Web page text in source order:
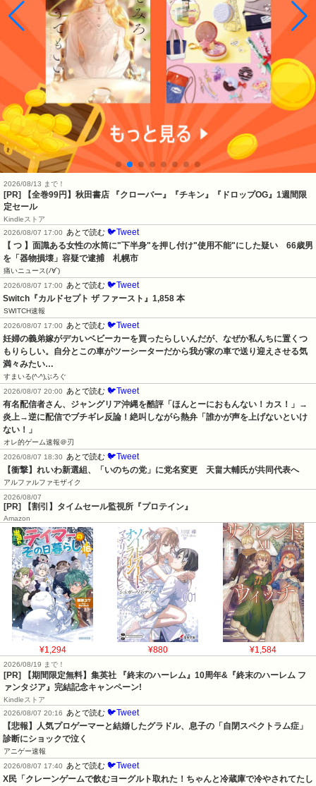
2026/08/13 まで！
[PR]
【全巻99円】秋田書店 『クローバー』『チキン』『ドロップOG』1週間限
定セール
Kindleストア
2026/08/07 17:00
あとで読む 🐦Tweet
【 つ 】面識ある女性の水筒に"下半身"を押し付け"使用不能"にした疑い　66歳男
を「器物損壊」容疑で逮捕　札幌市
痛いニュース(ﾉ∀`)
2026/08/07 17:00
あとで読む 🐦Tweet
Switch『カルドセプト ザ ファースト』1,858 本
SWITCH速報
2026/08/07 17:00
あとで読む 🐦Tweet
妊婦の義弟嫁がデカいベビーカーを買ったらしいんだが、なぜか私んちに置くつ
もりらしい。自分とこの車がツーシーターだから我が家の車で送り迎えさせる気
満々みたい…
すまいる(^-^)ぶろぐ
2026/08/07 20:00
あとで読む 🐦Tweet
有名配信者さん、ジャングリア沖縄を酷評「ほんとーにおもんない！カス！」→
炎上→逆に配信でブチギレ反論！絶叫しながら熱弁「誰かが声を上げないといけ
ない！」
オレ的ゲーム速報＠刃
2026/08/07 18:30
あとで読む 🐦Tweet
【衝撃】れいわ新選組、「いのちの党」に党名変更　天畠大輔氏が共同代表へ
アルファルファモザイク
2026/08/07
[PR] 【割引】タイムセール監視所『プロテイン』
Amazon
¥1,294 ¥880 ¥1,584
2026/08/19 まで！
[PR] 【期間限定無料】集英社 『終末のハーレム』10周年&『終末のハーレム フ
ァンタジア』完結記念キャンペーン!
Kindleストア
2026/08/07 20:16
あとで読む 🐦Tweet
【悲報】人気プロゲーマーと結婚したグラドル、息子の「自閉スペクトラム症」
診断にショックで泣く
アニゲー速報
2026/08/07 17:40
あとで読む 🐦Tweet
X民「クレーンゲームで飲むヨーグルト取れた！ちゃんと冷蔵庫で冷やされてたし